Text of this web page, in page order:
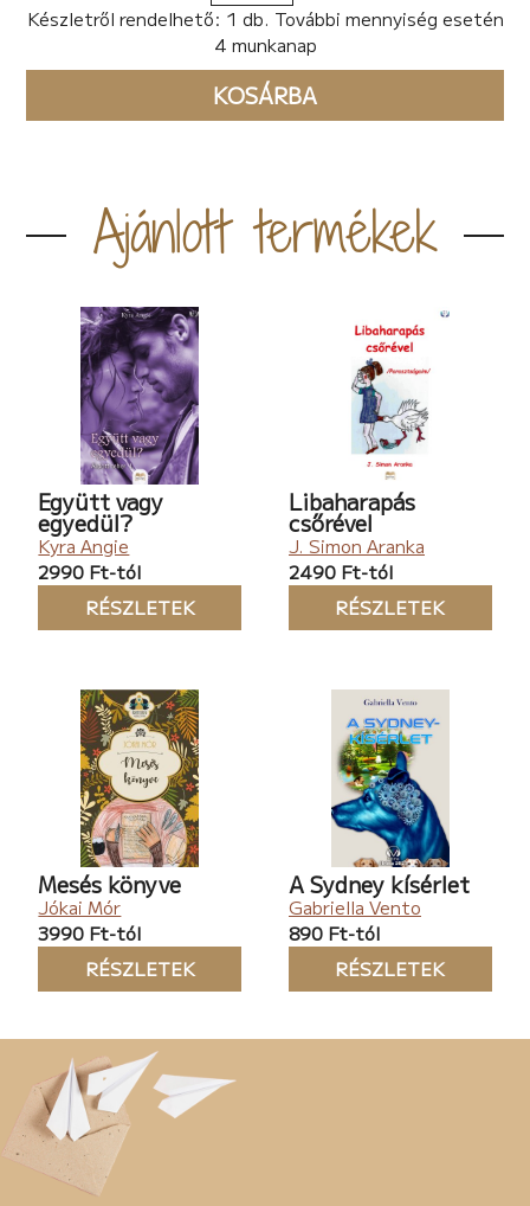
Készletről rendelhető: 1 db. További mennyiség esetén
4 munkanap
KOSÁRBA
Ajánlott termékek
Együtt vagy
egyedül?
Kyra Angie
2990 Ft-tól
RÉSZLETEK
Libaharapás
csőrével
J. Simon Aranka
2490 Ft-tól
RÉSZLETEK
Mesés könyve
Jókai Mór
3990 Ft-tól
RÉSZLETEK
A Sydney kísérlet
Gabriella Vento
890 Ft-tól
RÉSZLETEK